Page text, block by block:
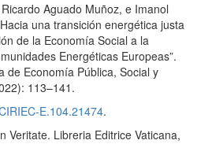
Aguado Muñoz, e Imanol
una transición energética justa
de la Economía Social a la
Energéticas Europeas”.
de Economía Pública, Social y
113–141.
E.104.21474.
Veritate. Libreria Editrice Vaticana,